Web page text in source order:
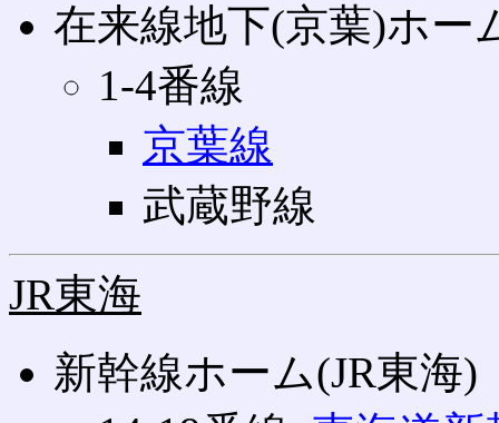
在来線地下(京葉)ホー
1‐4番線
京葉線
武蔵野線
JR東海
新幹線ホーム(JR東海)